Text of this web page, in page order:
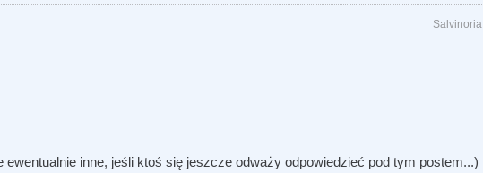
Salvinoria
inne, jeśli ktoś się jeszcze odważy odpowiedzieć pod tym postem...)